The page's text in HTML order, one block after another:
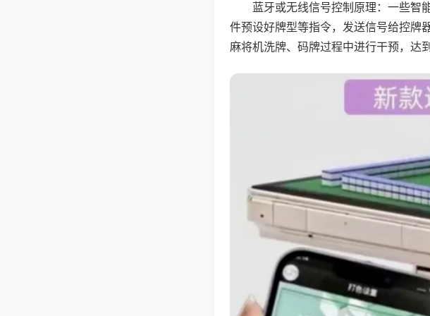
蓝牙或无线信号控制原理：一些智
件预设好牌型等指令，发送信号给控牌
麻将机洗牌、码牌过程中进行干预，达